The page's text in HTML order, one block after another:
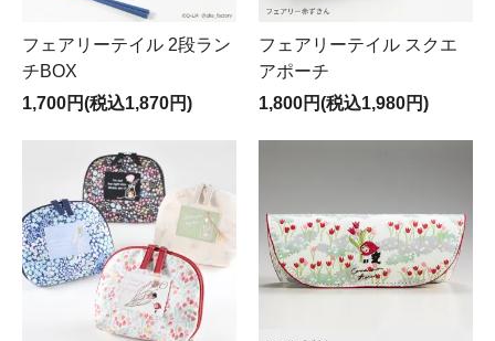
フェアリーテイル 2段ラン
チBOX
1,700円(税込1,870円)
フェアリーテイル スクエ
アポーチ
1,800円(税込1,980円)